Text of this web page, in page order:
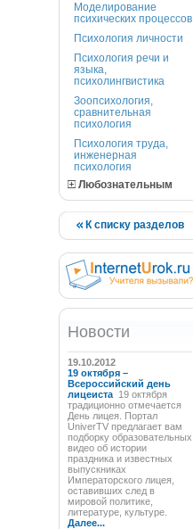
Моделирование
психических процессов
Психология личности
Психология речи и
языка,
психолингвистика
Зоопсихология,
сравнительная
психология
Психология труда,
инженерная
психология
Любознательным
К списку разделов
Новости
19.10.2012
19 октября –
Всероссийский день
лицеиста 19 октября
традиционно отмечается
День лицея. Портал
UniverTV предлагает вам
подборку образовательных
видео об истории
праздника и известных
выпускниках
Императорского лицея,
оставивших след в
мировой политике,
литературе, культуре.
Далее...